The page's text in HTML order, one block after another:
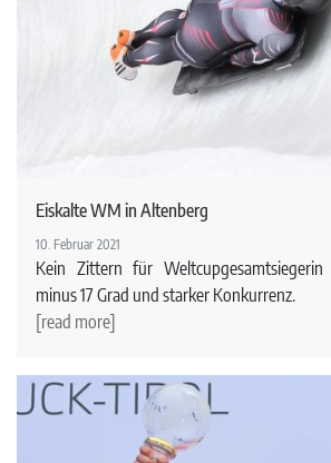
Eiskalte WM in Altenberg
10. Februar 2021
Kein Zittern für
minus 17 Grad und starker Konkurrenz.
[read more]